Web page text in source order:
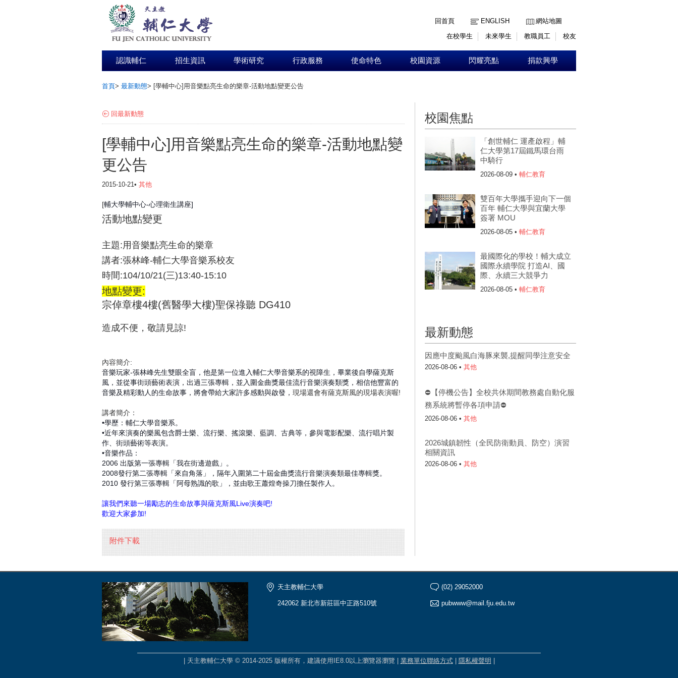
回首頁
ENGLISH
網站地圖
在校學生
未來學生 教職員工 校友
認識輔仁 招生資訊 學術研究 行政服務 使命特色 校園資源 閃耀亮點 捐款興學
首頁> 最新動態> [學輔中心]用音樂點亮生命的樂章-活動地點變更公告
回最新動態
[學輔中心]用音樂點亮生命的樂章-活動地點變
更公告
2015-10-21• 其他
[輔大學輔中心-心理衛生講座]
活動地點變更
主題:用音樂點亮生命的樂章
講者:張林峰-輔仁大學音樂系校友
時間:104/10/21(三)13:40-15:10
地點變更:
宗倬章樓4樓(舊醫學大樓)聖保祿聽 DG410
造成不便，敬請見諒!
內容簡介:
音樂玩家-張林峰先生雙眼全盲，他是第一位進入輔仁大學音樂系的視障生，畢業後自學薩克斯
風，並從事街頭藝術表演，出過三張專輯，並入圍金曲獎最佳流行音樂演奏類獎，相信他豐富的
音樂及精彩動人的生命故事，將會帶給大家許多感動與啟發， 現場還會有薩克斯風的現場表演喔!
講者簡介：
•學歷：輔仁大學音樂系。
•近年來演奏的樂風包含爵士樂、流行樂、搖滾樂、藍調、古典等，參與電影配樂、流行唱片製
作、街頭藝術等表演。
•音樂作品：
2006 出版第一張專輯「我在街邊遊戲」。
2008發行第二張專輯「來自角落」，隔年入圍第二十屆金曲獎流行音樂演奏類最佳專輯獎。
2010 發行第三張專輯「阿母熟識的歌」，並由歌王蕭煌奇操刀擔任製作人。
讓我們來聽一場勵志的生命故事與薩克斯風Live演奏吧!
歡迎大家參加!
附件下載
校園焦點
「創世輔仁 運產啟程」輔
仁大學第17屆鐵馬環台雨
中騎行
2026-08-09 • 輔仁教育
雙百年大學攜手迎向下一個
百年 輔仁大學與宜蘭大學
簽署 MOU
2026-08-05 • 輔仁教育
最國際化的學校！輔大成立
國際永續學院 打造AI、國
際、永續三大競爭力
2026-08-05 • 輔仁教育
最新動態
因應中度颱風白海豚來襲,提醒同學注意安全
2026-08-06 • 其他
⛔【停機公告】全校共休期間教務處自動化服
務系統將暫停各項申請⛔
2026-08-06 • 其他
2026城鎮韌性（全民防衛動員、防空）演習
相關資訊
2026-08-06 • 其他
天主教輔仁大學
242062 新北市新莊區中正路510號
(02) 29052000
pubwww@mail.fju.edu.tw
| 天主教輔仁大學 © 2014-2025 版權所有，建議使用IE8.0以上瀏覽器瀏覽 | 業務單位聯絡方式| 隱私權聲明